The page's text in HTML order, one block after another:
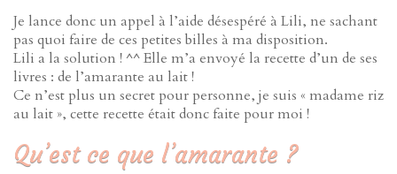
Je lance donc un appel à l’aide désespéré à Lili, ne sachant
pas quoi faire de ces petites billes à ma disposition.
Lili a la solution ! ^^ Elle m’a envoyé la recette d’un de ses
livres : de l’amarante au lait !
Ce n’est plus un secret pour personne, je suis « madame riz
au lait », cette recette était donc faite pour moi !
Qu’est ce que l’amarante ?